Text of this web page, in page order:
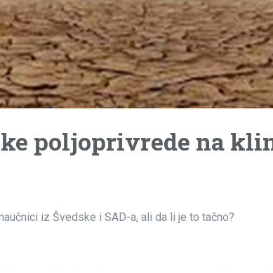
poljoprivrede na
iz Švedske i SAD-a, ali da li je to tačno?